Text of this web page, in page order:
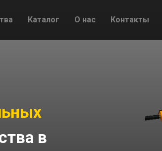
Каталог О нас Контакты
в